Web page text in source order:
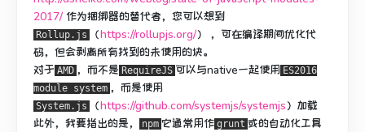
2017/ 作为捆绑器的替代者，您可以想到
Rollup.js （https://rollupjs.org/） ，可在编译期间优化代
码，但会剥离所有找到的未使用的块。
对于 AMD ，而不是 RequireJS 可以与native一起使用 ES2016
module system ，而是使用
System.js （https://github.com/systemjs/systemjs） 加载
此外，我要指出的是，
npm 它通常用作 grunt 或的自动化工具